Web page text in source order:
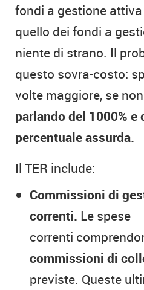
fondi a gestione
quello dei fondi a
niente di strano. Il
questo sovra-costo:
volte maggiore, se
parlando del 1000% e
percentuale assurda.
Il TER include:
Commissioni di
correnti. Le spese
correnti
commissioni di
previste. Queste